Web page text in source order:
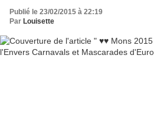
Publié le 23/02/2015 à 22:19
Par Louisette